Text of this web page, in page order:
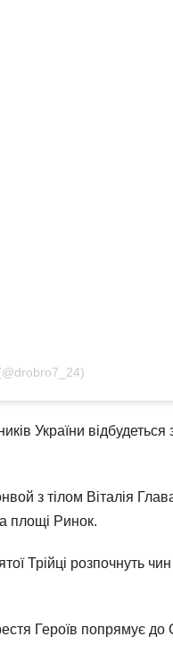
України відбудеться
з тілом Віталія
площі Ринок.
Трійці розпочнуть
Героїв попрямує до